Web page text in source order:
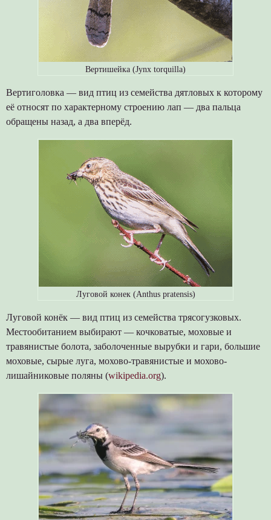
Вертишейка (Jynx torquilla)
Вертиголовка — вид птиц из семейства дятловых к которому
её относят по характерному строению лап — два пальца
обращены назад, а два вперёд.
Луговой конек (Anthus pratensis)
Луговой конёк — вид птиц из семейства трясогузковых.
Местообитанием выбирают — кочковатые, моховые и
травянистые болота, заболоченные вырубки и гари, большие
моховые, сырые луга, мохово-травянистые и мохово-
лишайниковые поляны (wikipedia.org).